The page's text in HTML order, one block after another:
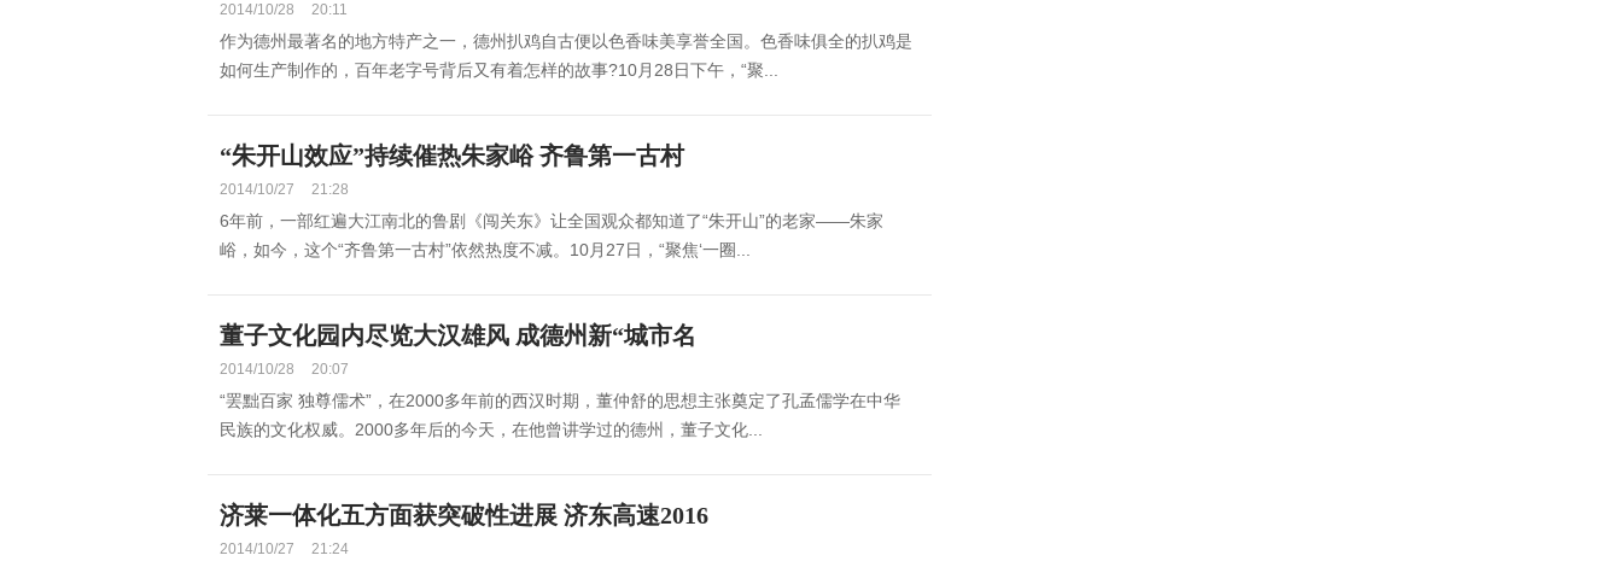
2014/10/28 20:11
作为德州最著名的地方特产之一，德州扒鸡自古便以色香味美享誉全国。色香味俱全的扒鸡是
如何生产制作的，百年老字号背后又有着怎样的故事?10月28日下午，“聚...
“朱开山效应”持续催热朱家峪 齐鲁第一古村
2014/10/27 21:28
6年前，一部红遍大江南北的鲁剧《闯关东》让全国观众都知道了“朱开山”的老家——朱家
峪，如今，这个“齐鲁第一古村”依然热度不减。10月27日，“聚焦‘一圈...
董子文化园内尽览大汉雄风 成德州新“城市名
2014/10/28 20:07
“罢黜百家 独尊儒术”，在2000多年前的西汉时期，董仲舒的思想主张奠定了孔孟儒学在中华
民族的文化权威。2000多年后的今天，在他曾讲学过的德州，董子文化...
济莱一体化五方面获突破性进展 济东高速2016
2014/10/27 21:24